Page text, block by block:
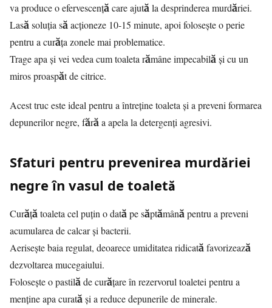
va produce o efervescență care ajută la desprinderea murdăriei.
Lasă soluția să acționeze 10-15 minute, apoi folosește o perie
pentru a curăța zonele mai problematice.
Trage apa și vei vedea cum toaleta rămâne impecabilă și cu un
miros proaspăt de citrice.
Acest truc este ideal pentru a întreține toaleta și a preveni formarea
depunerilor negre, fără a apela la detergenți agresivi.
Sfaturi pentru prevenirea murdăriei
negre în vasul de toaletă
Curăță toaleta cel puțin o dată pe săptămână pentru a preveni
acumularea de calcar și bacterii.
Aerisește baia regulat, deoarece umiditatea ridicată favorizează
dezvoltarea mucegaiului.
Folosește o pastilă de curățare în rezervorul toaletei pentru a
menține apa curată și a reduce depunerile de minerale.